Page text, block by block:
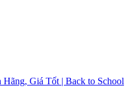
Giá Tốt | Back to School